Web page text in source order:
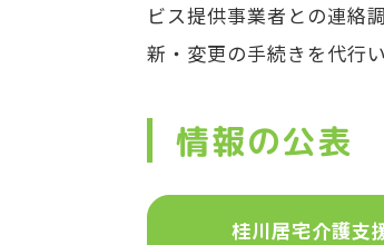
ビス提供事業者との連絡
新・変更の手続きを代行い
情報の公表
桂川居宅介護支